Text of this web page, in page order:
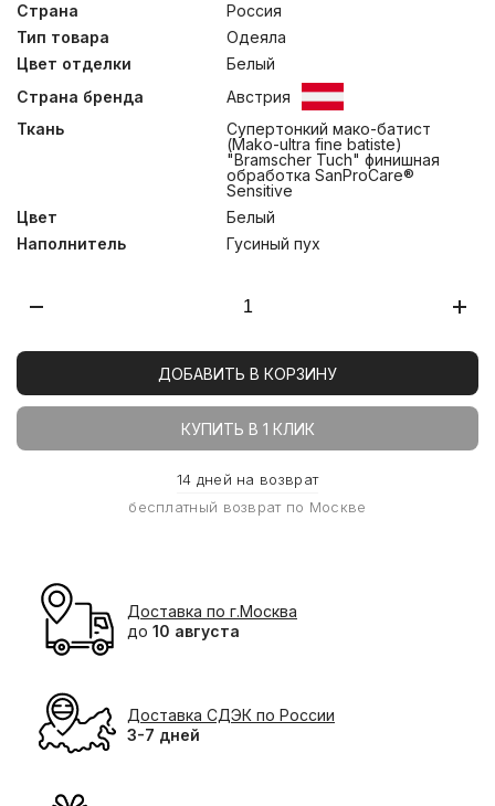
Страна
Россия
Тип товара
Одеяла
Цвет отделки
Белый
Страна бренда
Австрия
Ткань
Супертонкий мако-батист
(Mako-ultra fine batiste)
"Bramscher Tuch" финишная
обработка SanProCare®
Sensitive
Цвет
Белый
Наполнитель
Гусиный пух
ДОБАВИТЬ В КОРЗИНУ
КУПИТЬ В 1 КЛИК
14 дней на возврат
бесплатный возврат по Москве
Доставка по г.Москва
до 10 августа
Доставка СДЭК по России
3-7 дней